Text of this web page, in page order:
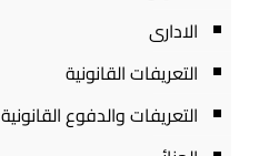
الادارى
التعريفات القانونية
التعريفات والدفوع القانونية